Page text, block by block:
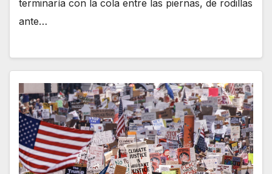
terminaría con la cola entre las piernas, de rodillas
ante…